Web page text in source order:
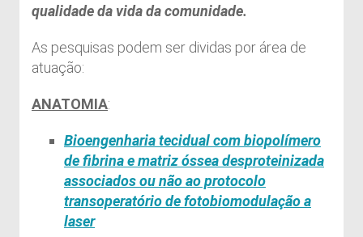
qualidade da vida da comunidade.
As pesquisas podem ser dividas por área de
atuação:
ANATOMIA:
Bioengenharia tecidual combiopolímero
de fibrina e matriz ósseadesproteinizada
associados ou não ao protocolo
transoperatório defotobiomodulaçãoa
laser